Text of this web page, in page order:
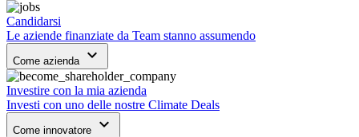
Candidarsi
Le aziende finanziate da Team stanno assumendo
Come azienda keyboard_arrow_down
Investire con la mia azienda
Investi con uno delle nostre Climate Deals
Come innovatore keyboard_arrow_down